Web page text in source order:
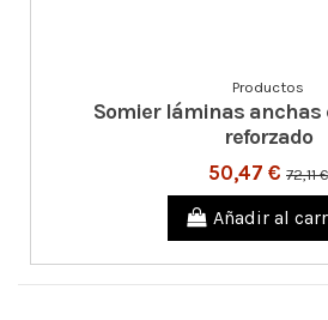
Productos
Somier láminas anchas
reforzado
50,47 € 72,11 €
Añadir al